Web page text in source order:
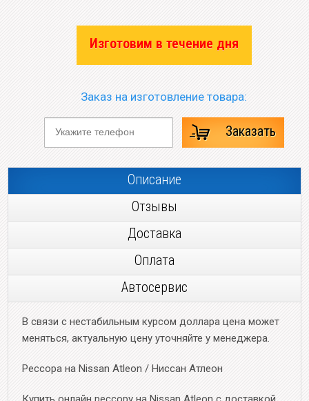
Изготовим в течение дня
Заказ на изготовление товара:
Заказать
Описание
Отзывы
Доставка
Оплата
Автосервис
В связи с нестабильным курсом доллара цена может
меняться, актуальную цену уточняйте у менеджера.
Рессора на Nissan Atleon / Ниссан Атлеон